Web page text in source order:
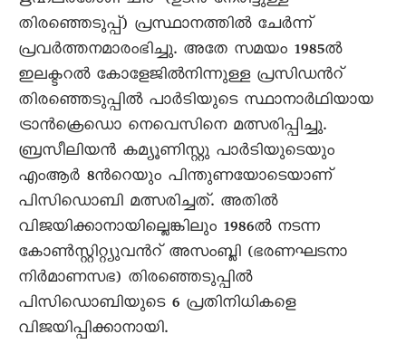
തിരഞ്ഞെടുപ്പ്) പ്രസ്ഥാനത്തില്‍ ചേര്‍ന്ന്
പ്രവര്‍ത്തനമാരംഭിച്ചു. അതേ സമയം 1985ല്‍
ഇലക്ടറല്‍ കോളേജില്‍നിന്നുള്ള പ്രസിഡന്‍റ്
തിരഞ്ഞെടുപ്പില്‍ പാര്‍ടിയുടെ സ്ഥാനാര്‍ഥിയായ
ട്രാന്‍ക്രെഡൊ നെവെസിനെ മത്സരിപ്പിച്ചു.
ബ്രസീലിയന്‍ കമ്യൂണിസ്റ്റു പാര്‍ടിയുടെയും
എംആര്‍ 8ന്‍റെയും പിന്തുണയോടെയാണ്
പിസിഡൊബി മത്സരിച്ചത്. അതില്‍
വിജയിക്കാനായില്ലെങ്കിലും 1986ല്‍ നടന്ന
കോണ്‍സ്റ്റിറ്റ്യുവന്‍റ് അസംബ്ലി (ഭരണഘടനാ
നിര്‍മാണസഭ) തിരഞ്ഞെടുപ്പില്‍
പിസിഡൊബിയുടെ 6 പ്രതിനിധികളെ
വിജയിപ്പിക്കാനായി.